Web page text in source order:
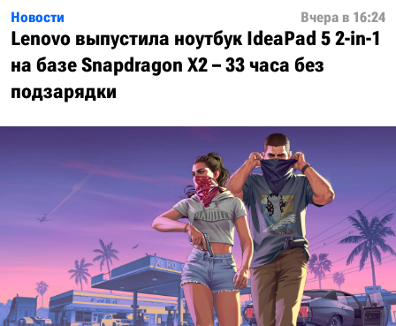
Новости Вчера в 16:24
Lenovo выпустила ноутбук IdeaPad 5 2-in-1
на базе Snapdragon X2 – 33 часа без
подзарядки